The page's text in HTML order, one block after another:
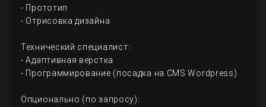
- Прототип
- Отрисовка дизайна
Технический специалист:
- Адаптивная верстка
- Программирование (посадка на CMS Wordpress)
Опционально (по запросу):